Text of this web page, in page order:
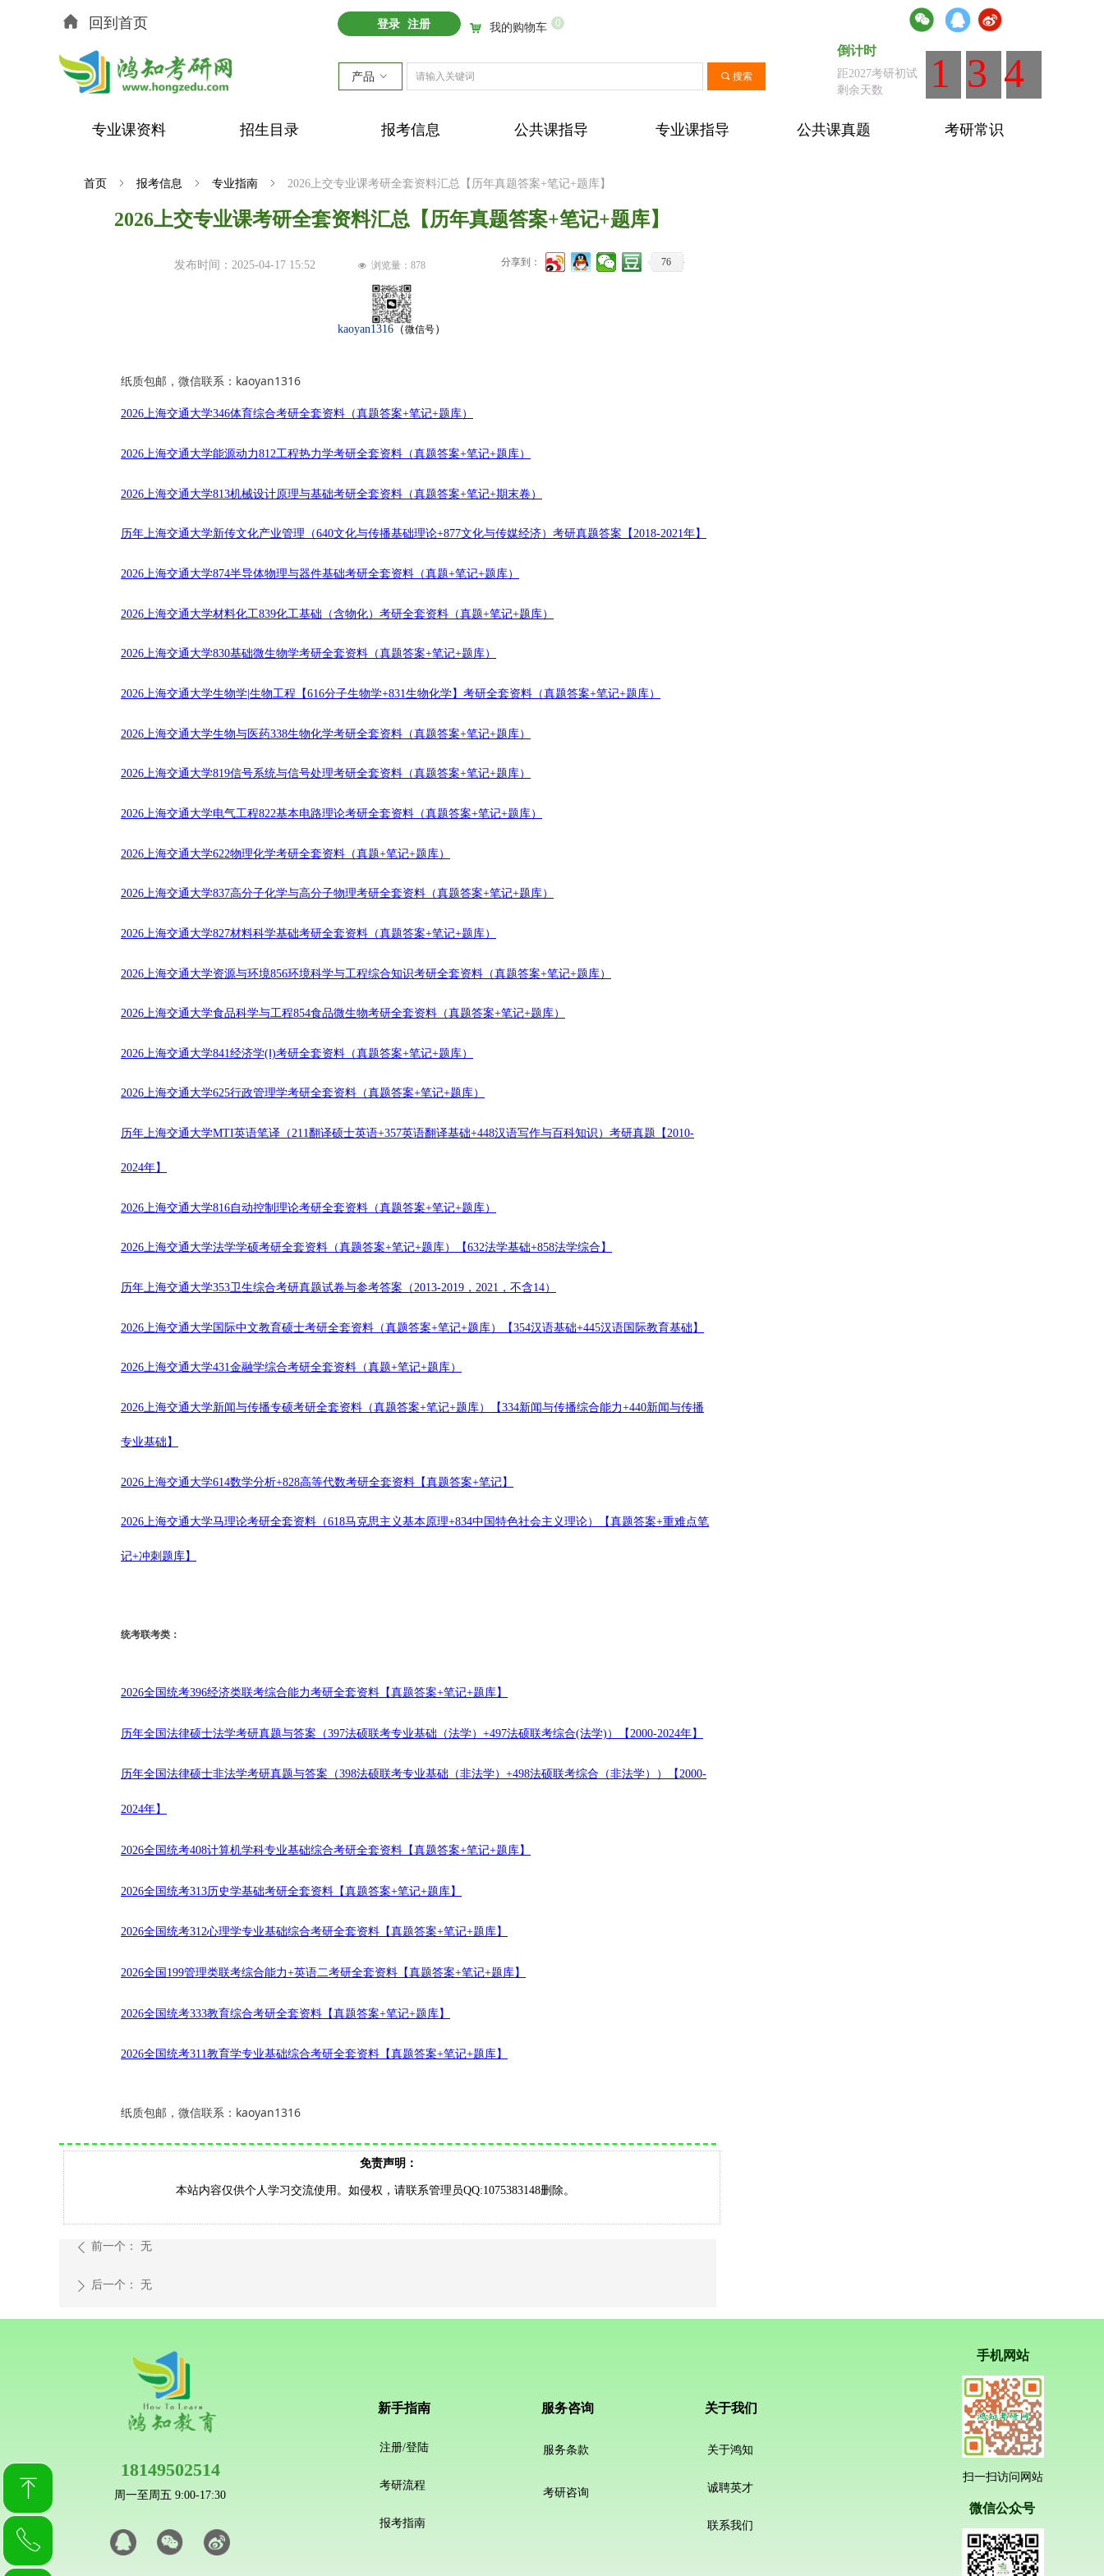
登录 注册
끠 搜索
产品 ꀁ
回到首页
倒计时：距离全国统考剩余天数
倒计时
距2027考研初试
剩余天数
134
专业课资料 招生目录 报考信息 公共课指导 专业课指导 公共课真题 考研常识
낙 我的购物车 0
2026上交专业课考研全套资料汇总【历年真题答案+笔记+题库】
纸质包邮，微信联系： kaoyan1316
2026上海交通大学346体育综合考研全套资料（真题答案+笔记+题库）
2026上海交通大学能源动力812工程热力学考研全套资料（真题答案+笔记+题库）
2026上海交通大学813机械设计原理与基础考研全套资料（真题答案+笔记+期末卷）
历年上海交通大学新传文化产业管理（640文化与传播基础理论+877文化与传媒经济）考研真题答案【2018-2021年】
2026上海交通大学874半导体物理与器件基础考研全套资料（真题+笔记+题库）
2026上海交通大学材料化工839化工基础（含物化）考研全套资料（真题+笔记+题库）
2026上海交通大学830基础微生物学考研全套资料（真题答案+笔记+题库）
2026上海交通大学生物学|生物工程【616分子生物学+831生物化学】考研全套资料（真题答案+笔记+题库）
2026上海交通大学生物与医药338生物化学考研全套资料（真题答案+笔记+题库）
2026上海交通大学819信号系统与信号处理考研全套资料（真题答案+笔记+题库）
2026上海交通大学电气工程822基本电路理论考研全套资料（真题答案+笔记+题库）
2026上海交通大学622物理化学考研全套资料（真题+笔记+题库）
2026上海交通大学837高分子化学与高分子物理考研全套资料（真题答案+笔记+题库）
2026上海交通大学827材料科学基础考研全套资料（真题答案+笔记+题库）
2026上海交通大学资源与环境856环境科学与工程综合知识考研全套资料（真题答案+笔记+题库）
2026上海交通大学食品科学与工程854食品微生物考研全套资料（真题答案+笔记+题库）
2026上海交通大学841经济学(Ⅰ)考研全套资料（真题答案+笔记+题库）
2026上海交通大学625行政管理学考研全套资料（真题答案+笔记+题库）
历年上海交通大学MTI英语笔译（211翻译硕士英语+357英语翻译基础+448汉语写作与百科知识）考研真题【2010-
2024年】
2026上海交通大学816自动控制理论考研全套资料（真题答案+笔记+题库）
2026上海交通大学法学学硕考研全套资料（真题答案+笔记+题库）【632法学基础+858法学综合】
历年上海交通大学353卫生综合考研真题试卷与参考答案（2013-2019，2021，不含14）
2026上海交通大学国际中文教育硕士考研全套资料（真题答案+笔记+题库）【354汉语基础+445汉语国际教育基础】
2026上海交通大学431金融学综合考研全套资料（真题+笔记+题库）
2026上海交通大学新闻与传播专硕考研全套资料（真题答案+笔记+题库）【334新闻与传播综合能力+440新闻与传播
专业基础】
2026上海交通大学614数学分析+828高等代数考研全套资料【真题答案+笔记】
2026上海交通大学马理论考研全套资料（618马克思主义基本原理+834中国特色社会主义理论）【真题答案+重难点笔
记+冲刺题库】
统考联考类：
2026全国统考396经济类联考综合能力考研全套资料【真题答案+笔记+题库】
历年全国法律硕士法学考研真题与答案（397法硕联考专业基础（法学）+497法硕联考综合(法学)）【2000-2024年】
历年全国法律硕士非法学考研真题与答案（398法硕联考专业基础（非法学）+498法硕联考综合（非法学））【2000-
2024年】
2026全国统考408计算机学科专业基础综合考研全套资料【真题答案+笔记+题库】
2026全国统考313历史学基础考研全套资料【真题答案+笔记+题库】
2026全国统考312心理学专业基础综合考研全套资料【真题答案+笔记+题库】
2026全国199管理类联考综合能力+英语二考研全套资料【真题答案+笔记+题库】
2026全国统考333教育综合考研全套资料【真题答案+笔记+题库】
2026全国统考311教育学专业基础综合考研全套资料【真题答案+笔记+题库】
纸质包邮，微信联系： kaoyan1316
首页 ꁇ 报考信息 ꁇ 专业指南 ꁇ 2026上交专业课考研全套资料汇总【历年真题答案+笔记+题库】
发布时间： 2025-04-17 15:52 分享到： 76
免责声明：
本站内容仅供个人学习交流使用。如侵权，请联系管理员QQ:1075383148删除。
ꄴ 前一个： 无
ꄲ 后一个： 无
넶 浏览量： 878
kaoyan1316 （微信号）
18149502514
周一至周五 9:00-17:30
手机网站
扫一扫访问网站
微信公众号
新手指南 服务咨询 关于我们
注册/登陆
考研流程
报考指南
服务条款
考研咨询
关于鸿知
诚聘英才
联系我们
ꁸ
回到顶部
ꂅ